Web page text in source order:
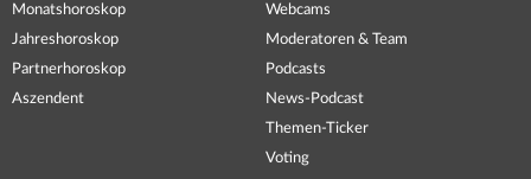
Monatshoroskop
Jahreshoroskop
Partnerhoroskop
Aszendent
Webcams
Moderatoren & Team
Podcasts
News-Podcast
Themen-Ticker
Voting